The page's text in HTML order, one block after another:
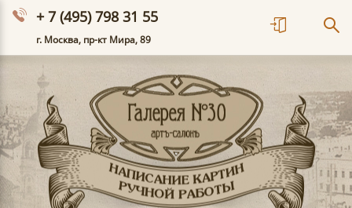
+ 7 (495) 798 31 55
г. Москва, пр-кт Мира, 89